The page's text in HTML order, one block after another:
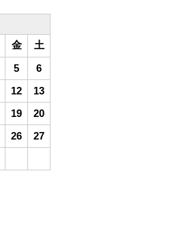
金
土
5
6
12
13
19
20
26
27